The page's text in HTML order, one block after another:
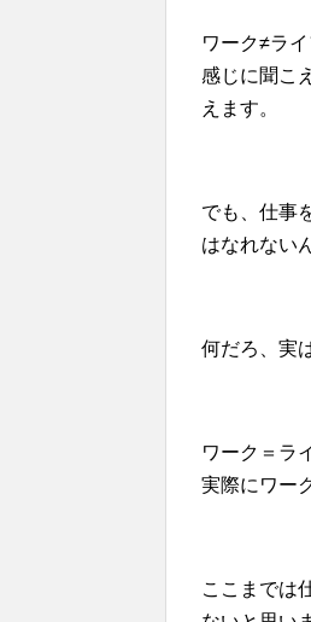
ワーク≠ラ
感じに聞こ
えます。
でも、仕事
はなれない
何だろ、実
ワーク＝ラ
実際にワー
ここまでは